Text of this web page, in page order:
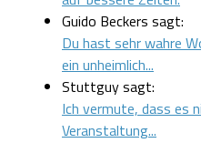
Guido Beckers sagt:
Du hast sehr wahre
ein unheimlich...
Stuttguy sagt:
Ich vermute, dass es
Veranstaltung...